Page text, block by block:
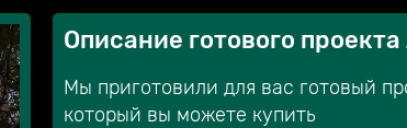
Описание готового
Мы приготовили для вас готовый
который вы можете купить